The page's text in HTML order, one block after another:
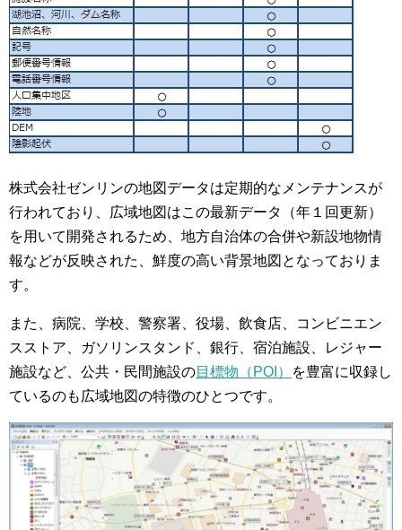
株式会社ゼンリンの地図データは定期的なメンテナンスが
行われており、広域地図はこの最新データ（年１回更新）
を用いて開発されるため、地方自治体の合併や新設地物情
報などが反映された、鮮度の高い背景地図となっておりま
す。
また、病院、学校、警察署、役場、飲食店、コンビニエン
スストア、ガソリンスタンド、銀行、宿泊施設、レジャー
施設など、公共・民間施設の目標物（POI）
を豊富に収録し
ているのも広域地図の特徴のひとつです。